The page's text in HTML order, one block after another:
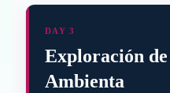
DAY 3
Exploración
Ambienta